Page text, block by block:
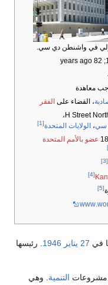
في واشنطن دي سي.
; 82 years ago
معاهدة
، القضاء على الفقر
سي، الولايات المتحدة[1]
عضو بالأمم المتحدة
[3]
[4]
[5]
www
في 27 يناير 1946 . رئيسها
مشروعات التنمية . وهي